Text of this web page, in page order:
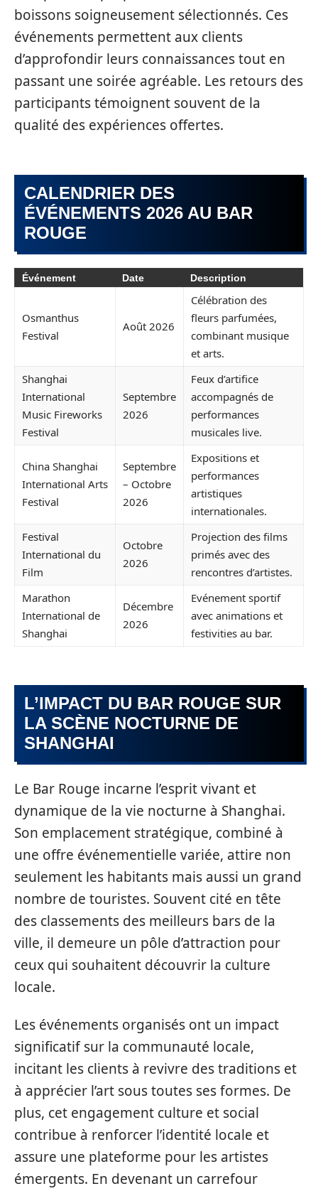
boissons soigneusement sélectionnés. Ces
événements permettent aux clients
d’approfondir leurs connaissances tout en
passant une soirée agréable. Les retours des
participants témoignent souvent de la
qualité des expériences offertes.
CALENDRIER DES
ÉVÉNEMENTS 2026 AU BAR
ROUGE
Événement Date Description
Osmanthus
Festival
Août 2026
Célébration des
fleurs parfumées,
combinant musique
et arts.
Shanghai
International
Music Fireworks
Festival
Septembre
2026
Feux d’artifice
accompagnés de
performances
musicales live.
China Shanghai
International Arts
Festival
Septembre
– Octobre
2026
Expositions et
performances
artistiques
internationales.
Festival
International du
Film
Octobre
2026
Projection des films
primés avec des
rencontres d’artistes.
Marathon
International de
Shanghai
Décembre
2026
Evénement sportif
avec animations et
festivities au bar.
L’IMPACT DU BAR ROUGE SUR
LA SCÈNE NOCTURNE DE
SHANGHAI
Le Bar Rouge incarne l’esprit vivant et
dynamique de la vie nocturne à Shanghai.
Son emplacement stratégique, combiné à
une offre événementielle variée, attire non
seulement les habitants mais aussi un grand
nombre de touristes. Souvent cité en tête
des classements des meilleurs bars de la
ville, il demeure un pôle d’attraction pour
ceux qui souhaitent découvrir la culture
locale.
Les événements organisés ont un impact
significatif sur la communauté locale,
incitant les clients à revivre des traditions et
à apprécier l’art sous toutes ses formes. De
plus, cet engagement culture et social
contribue à renforcer l’identité locale et
assure une plateforme pour les artistes
émergents. En devenant un carrefour